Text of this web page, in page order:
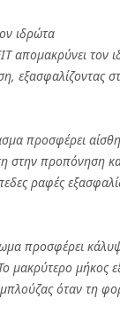
ιδρώτα
απομακρύνει τον
εξασφαλίζοντας
προσφέρει
στην προπόνηση
ραφές
προσφέρει
μακρύτερο μήκος
όταν τη